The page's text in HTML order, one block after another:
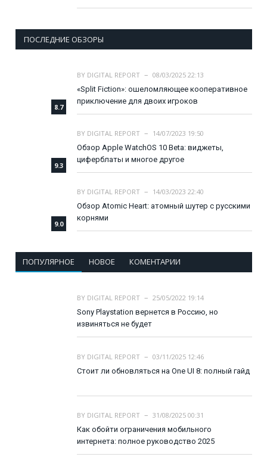
ПОСЛЕДНИЕ ОБЗОРЫ
8.7
BY DIGITAL REPORT
08/03/2025 22:13
«Split Fiction»: ошеломляющее кооперативное
приключение для двоих игроков
9.3
BY DIGITAL REPORT
14/07/2023 19:50
Обзор Apple WatchOS 10 Beta: виджеты,
циферблаты и многое другое
9.0
BY DIGITAL REPORT
14/03/2023 22:40
Обзор Atomic Heart: атомный шутер с русскими
корнями
ПОПУЛЯРНОЕ НОВОЕ КОМЕНТАРИИ
BY DIGITAL REPORT
25/05/2022 19:14
Sony Playstation вернется в Россию, но
извиняться не будет
BY DIGITAL REPORT
03/11/2025 12:46
Стоит ли обновляться на One UI 8: полный гайд
BY DIGITAL REPORT
31/08/2025 00:31
Как обойти ограничения мобильного
интернета: полное руководство 2025